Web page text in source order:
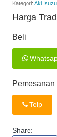
Kategori: Aki Isuzu
Harga
Beli
Pemesanan
Telp
Share: